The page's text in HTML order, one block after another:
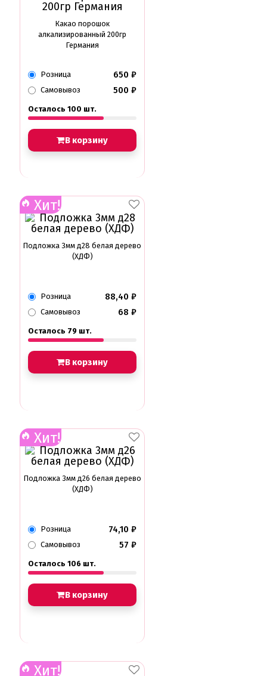
Какао порошок
алкализированный 200гр
Германия
Розница 650 ₽
Самовывоз 500 ₽
Осталось 100 шт.
В корзину
Хит!
Подложка 3мм д28 белая дерево
(ХДФ)
Розница 88,40 ₽
Самовывоз 68 ₽
Осталось 79 шт.
В корзину
Хит!
Подложка 3мм д26 белая дерево
(ХДФ)
Розница 74,10 ₽
Самовывоз 57 ₽
Осталось 106 шт.
В корзину
Хит!